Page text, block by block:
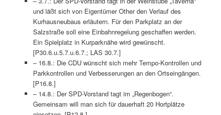
und läßt sich von Eigentümer Other den Verlauf des
Kurhausneubaus erläutern. Für den Parkplatz an der
Salzstraße soll eine Einbahnregelung geschaffen werden.
Ein Spielplatz in Kurparknähe wird gewünscht.
[P30.6.u.5.7.u.6.7.; LAS 30.7.]
– 16.8.: Die CDU wünscht sich mehr Tempo-Kontrollen und
Parkkontrollen und Verbesserungen an den Ortseingängen.
[P16.8.]
– 14.8.: Der SPD-Vorstand tagt im „Regenbogen“.
Gemeinsam will man sich für dauerhaft 20 Hortplätze